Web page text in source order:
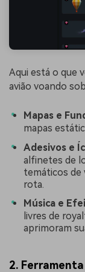
Aqui está o que
avião voando
Mapas e
mapas
Adesivos e
alfinetes de
temáticos de
rota.
Música e
livres de
aprimoram
2.